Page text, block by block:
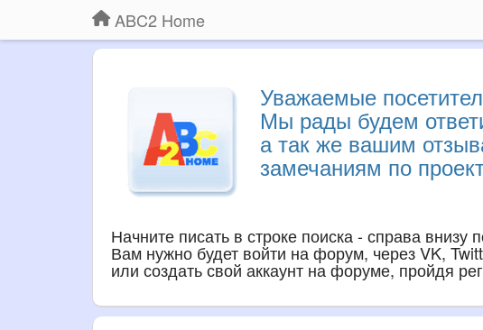
ABC2 Home
Уважаемые
Мы рады будем
а так же вашим
замечаниям по
Начните писать в строке поиска - справа
Вам нужно будет войти на форум, через VK,
или создать свой аккаунт на форуме, пройдя